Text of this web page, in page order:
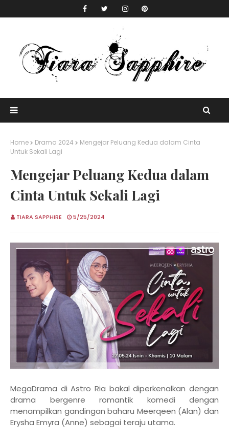
Home Drama 2024
Mengejar Peluang Kedua dalam Cinta
Untuk Sekali Lagi
Mengejar Peluang Kedua dalam
Cinta Untuk Sekali Lagi
TIARA SAPPHIRE 5/25/2024
MegaDrama di Astro Ria bakal diperkenalkan dengan
drama bergenre romantik komedi dengan
menampilkan gandingan baharu Meerqeen (Alan) dan
Erysha Emyra (Anne) sebagai teraju utama.